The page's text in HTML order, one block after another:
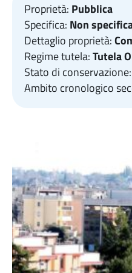
Proprietà: Pubblica
Specifica: Non
Dettaglio proprietà:
Regime tutela:Tutela
Stato di conservazione:
Ambito cronologico